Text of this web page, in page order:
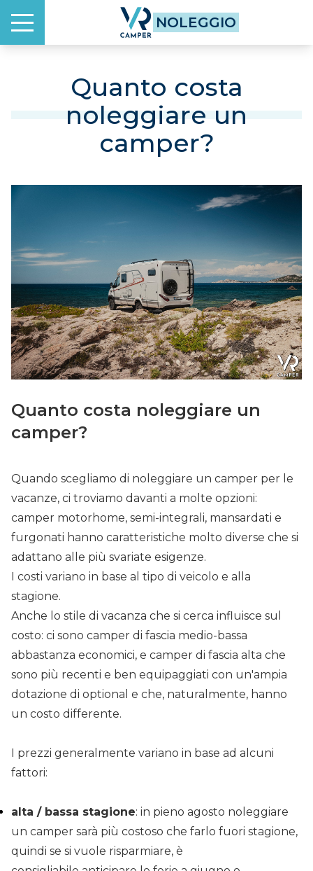
Menu
Homepage
NOLEGGIO
NOLEGGIO
QUANTO CONVIENE
Quanto costa
noleggiare un
camper?
Quanto costa noleggiare un
camper?
Quando scegliamo di noleggiare un camper per le
vacanze, ci troviamo davanti a molte opzioni:
camper motorhome, semi-integrali, mansardati e
furgonati hanno caratteristiche molto diverse che si
adattano alle più svariate esigenze.
I costi variano in base al tipo di veicolo e alla
stagione.
Anche lo stile di vacanza che si cerca influisce sul
costo: ci sono camper di fascia medio-bassa
abbastanza economici, e camper di fascia alta che
sono più recenti e ben equipaggiati con un'ampia
dotazione di optional e che, naturalmente, hanno
un costo differente.
I prezzi generalmente variano in base ad alcuni
fattori:
alta / bassa stagione: in pieno agosto noleggiare
un camper sarà più costoso che farlo fuori stagione,
quindi se si vuole risparmiare, è